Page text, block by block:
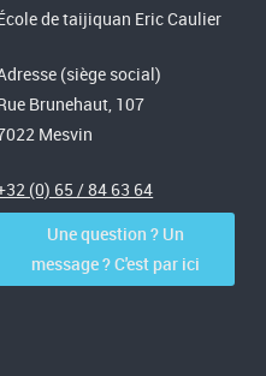
de taijiquan Eric Caulier
(siège social)
Brunehaut, 107
Mesvin
(0) 65 / 84 63 64
Une question ? Un
message ? C'est par ici